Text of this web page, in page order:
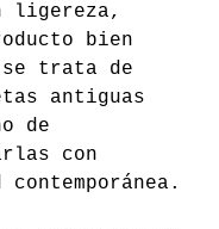
ligereza,
bien
trata de
antiguas
de
con